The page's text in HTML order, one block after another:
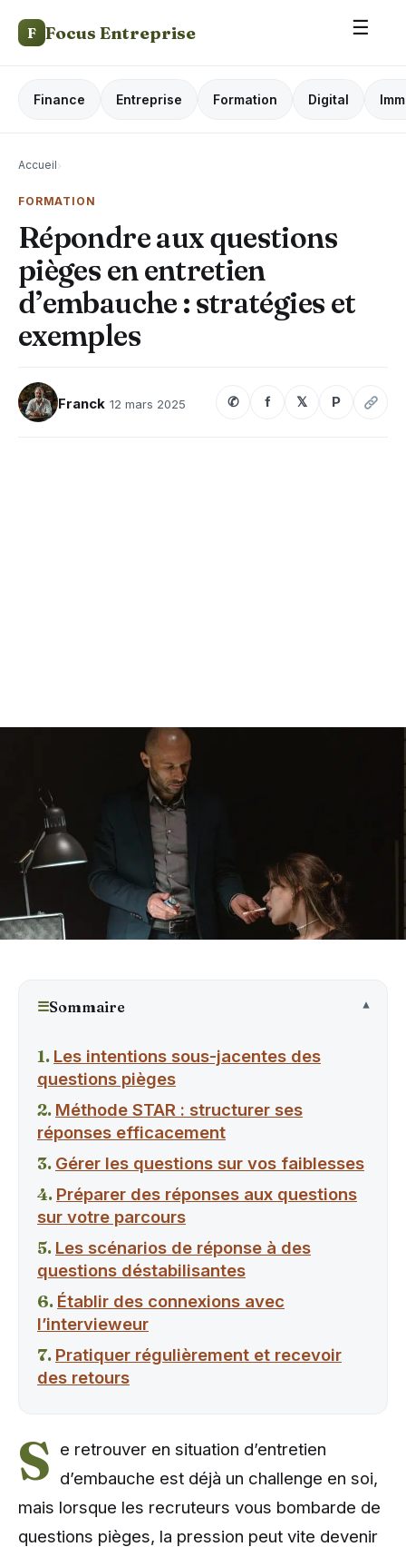
F Focus Entreprise ☰
Finance Entreprise Formation Digital
Accueil›
FORMATION
Répondre aux questions
pièges en entretien
d’embauche : stratégies et
exemples
Franck 12 mars 2025 ✆ f 𝕏 P
☰Sommaire
Les intentions sous-jacentes des
questions pièges
Méthode STAR : structurer ses
réponses efficacement
Gérer les questions sur vos faiblesses
Préparer des réponses aux questions
sur votre parcours
Les scénarios de réponse à des
questions déstabilisantes
Établir des connexions avec
l’intervieweur
Pratiquer régulièrement et recevoir
des retours
S e retrouver en situation d’entretien
d’embauche est déjà un challenge en soi,
mais lorsque les recruteurs vous bombarde de
questions pièges, la pression peut vite devenir